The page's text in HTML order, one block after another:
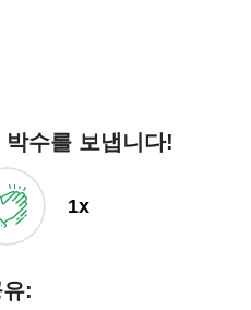
수를 보냅니다!
1x
: